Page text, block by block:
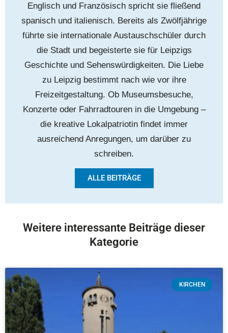
Englisch und Französisch spricht sie fließend
spanisch und italienisch. Bereits als Zwölfjährige
führte sie internationale Austauschschüler durch
die Stadt und begeisterte sie für Leipzigs
Geschichte und Sehenswürdigkeiten. Die Liebe
zu Leipzig bestimmt nach wie vor ihre
Freizeitgestaltung. Ob Museumsbesuche,
Konzerte oder Fahrradtouren in die Umgebung –
die kreative Lokalpatriotin findet immer
ausreichend Anregungen, um darüber zu
schreiben.
ALLE BEITRÄGE
Weitere interessante Beiträge dieser
Kategorie
KIRCHEN